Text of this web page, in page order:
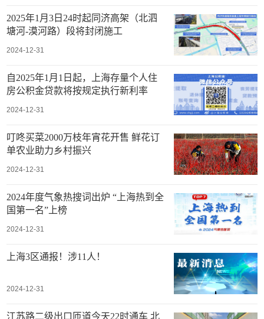
2025年1月3日24时起同济高架（北泗
塘河-漠河路）段将封闭施工
2024-12-31
自2025年1月1日起，上海存量个人住
房公积金贷款将按规定执行新利率
2024-12-31
叮咚买菜2000万枝年宵花开售 鲜花订
单农业助力乡村振兴
2024-12-31
2024年度气象热搜词出炉 “上海热到全
国第一名”上榜
2024-12-31
上海3区通报！涉11人！
2024-12-31
江苏路二级出口匝道今天22时通车 北